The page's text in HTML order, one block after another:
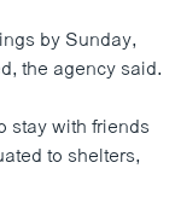
by Sunday,
the agency said.
stay with friends
to shelters,